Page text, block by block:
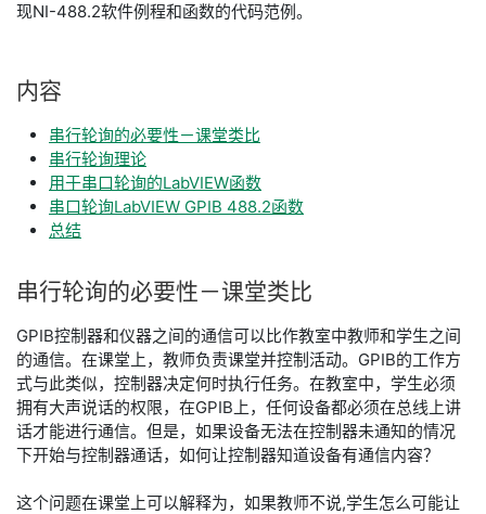
现NI-488.2软件例程和函数的代码范例。
内容
串行轮询的必要性－课堂类比
串行轮询理论
用于串口轮询的LabVIEW函数
串口轮询LabVIEW GPIB 488.2函数
总结
串行轮询的必要性－课堂类比
GPIB控制器和仪器之间的通信可以比作教室中教师和学生之间
的通信。在课堂上，教师负责课堂并控制活动。GPIB的工作方
式与此类似，控制器决定何时执行任务。在教室中，学生必须
拥有大声说话的权限，在GPIB上，任何设备都必须在总线上讲
话才能进行通信。但是，如果设备无法在控制器未通知的情况
下开始与控制器通话，如何让控制器知道设备有通信内容？
这个问题在课堂上可以解释为，如果教师不说,学生怎么可能让